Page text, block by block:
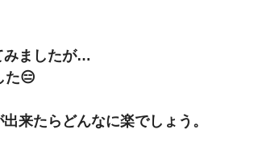
みましたが…
た😑
来たらどんなに楽でしょう。